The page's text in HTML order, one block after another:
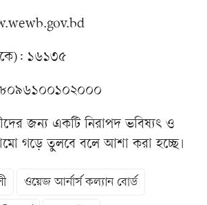
১৬১৩৫
জন্য একটি নিরাপদ ভবিষ্যৎ ও
গড়ে তুলবে বলে আশা করা হচ্ছে।
ওয়েজ আর্নার্স কল্যান বোর্ড